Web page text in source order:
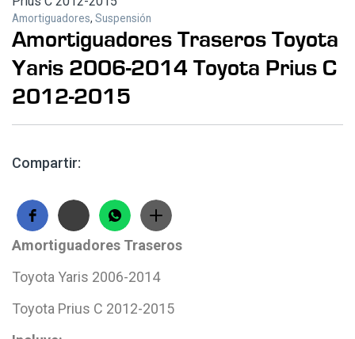
Amortiguadores, Suspensión
Amortiguadores Traseros Toyota
Yaris 2006-2014 Toyota Prius C
2012-2015
Compartir:
Amortiguadores Traseros
Toyota Yaris 2006-2014
Toyota Prius C 2012-2015